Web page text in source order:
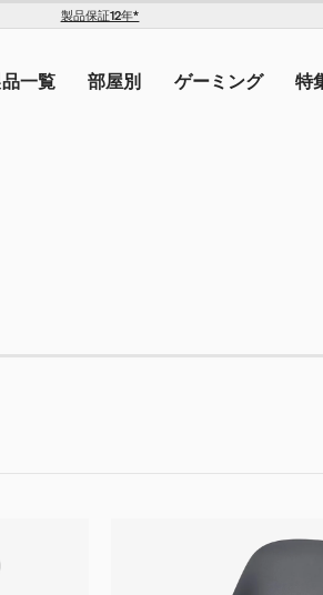
($)
製品保証12年*
。
一覧 部屋別 ゲーミング 特